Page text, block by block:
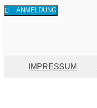
ANMELDUNG
IMPRESSUM